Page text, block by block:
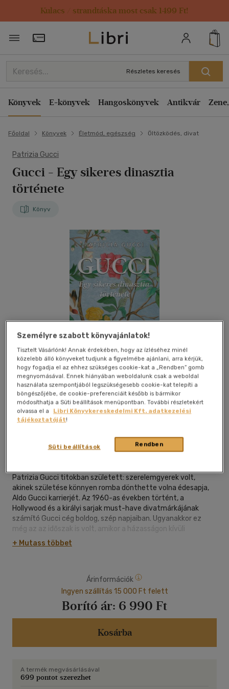
Kulacs / strandtáska most csak 1499 Ft!
Törzsvásárlói Kártya adatai
Részletes keresés
Könyvek E-könyvek Hangoskönyvek Antikvár
Főoldal Könyvek Életmód, egészség Öltözködés, divat
Patrizia Gucci
Gucci - Egy sikeres dinasztia
története
Könyv
Kívánságlistához adom Megosztom
Gabo Könyvkiadó Kft.|2016 magyar nyelvű|
Patrizia Gucci titokban született: szerelemgyerek volt,
akinek születése könnyen romba dönthette volna édesapja,
Aldo Gucci karrierjét. Az 1960-as években történt, a
Hollywood és a királyi sarjak must-have divatmárkájának
számító Gucci cég boldog, szép napjaiban. Ugyanakkor ez
még az az időszak is volt, amikor a házasságon kívüli
gyermekvállalás illegálisnak számított Olaszországban. Aldo
nem engedhetett meg magának egy nyilvános botrányt,
meg, amikor a fiatal lány munkát vállalt az első római Gucci-
üzletben. Teherbe esése után Aldo Gucci, a problémákat
elkerülendő, Londonba menekítette Brunát, hogy később
újszülött gyermekével együtt diszkréten visszacsempéssze
Rómába, az olasz hatóságok, a média és a Gucci család előtt
szüleinek összegyűjtött szerelmes leveleire és az
édesanyjával folytatott beszélgetésekre, valamint a
+ Mutass többet
Árinformációk
Ingyen szállítás 15 000 Ft felett
Borító ár: 6 990 Ft
Kosárba
A termék megvásárlásával
699 pontot szerezhet
Személyre szabott könyvajánlatok!
Tisztelt Vásárlónk! Annak érdekében, hogy az ízléséhez minél
közelebb álló könyveket tudjunk a figyelmébe ajánlani, arra kérjük,
hogy fogadja el az ehhez szükséges cookie-kat a „Rendben” gomb
megnyomásával. Ennek hiányában weboldalunk csak a weboldal
használata szempontjából legszükségesebb cookie-kat telepíti a
böngészőjébe, de cookie-preferenciáit később is bármikor
módosíthatja a Süti beállítások menüpontban. További részletekért
olvassa el a
Libri Könyvkereskedelmi Kft. adatkezelési
tájékoztatóját!
Rendben
Süti beállítások